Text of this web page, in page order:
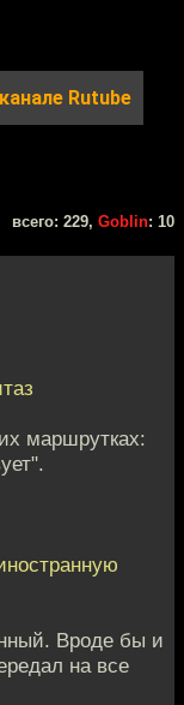
канале Rutube
всего: 229, Goblin: 10
маршрутках:
Вроде бы и
на все